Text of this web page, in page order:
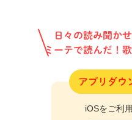
日々の読み聞か
ミーテで読んだ！
アプリダウ
iOSをご利